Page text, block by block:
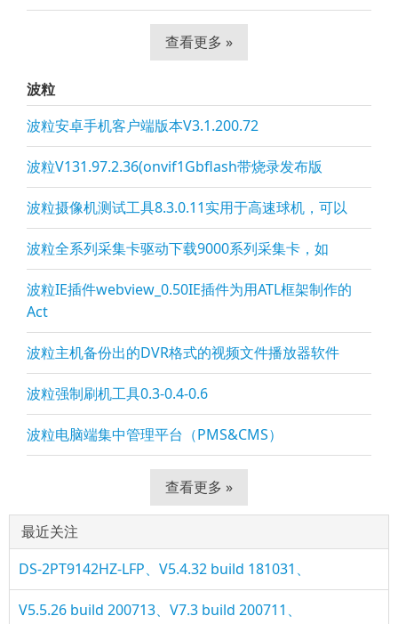
查看更多 »
波粒
波粒安卓手机客户端版本V3.1.200.72
波粒V131.97.2.36(onvif1Gbflash带烧录发布版
波粒摄像机测试工具8.3.0.11实用于高速球机，可以
波粒全系列采集卡驱动下载9000系列采集卡，如
波粒IE插件webview_0.50IE插件为用ATL框架制作的
Act
波粒主机备份出的DVR格式的视频文件播放器软件
波粒强制刷机工具0.3-0.4-0.6
波粒电脑端集中管理平台（PMS&CMS）
查看更多 »
最近关注
DS-2PT9142HZ-LFP、V5.4.32 build 181031、
V5.5.26 build 200713、V7.3 build 200711、